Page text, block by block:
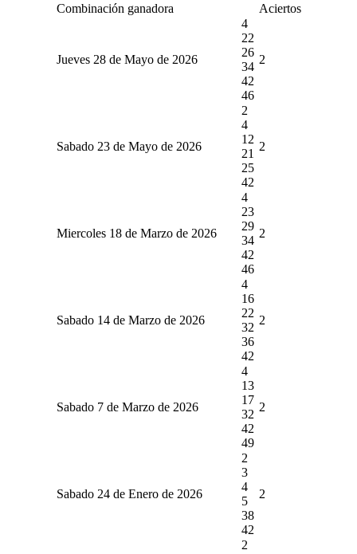
Combinación ganadora Aciertos
Jueves 28 de Mayo de 2026
4
22
26
34
42
46
2
Sabado 23 de Mayo de 2026
2
4
12
21
25
42
2
Miercoles 18 de Marzo de 2026
4
23
29
34
42
46
2
Sabado 14 de Marzo de 2026
4
16
22
32
36
42
2
Sabado 7 de Marzo de 2026
4
13
17
32
42
49
2
Sabado 24 de Enero de 2026
2
3
4
5
38
42
2
2